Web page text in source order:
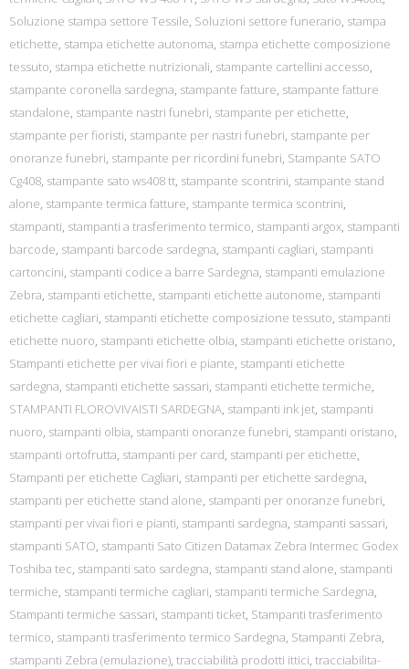
Soluzione stampa settore Tessile, Soluzioni settore funerario, stampa
etichette, stampa etichette autonoma, stampa etichette composizione
tessuto, stampa etichette nutrizionali, stampante cartellini accesso,
stampante coronella sardegna, stampante fatture, stampante fatture
standalone, stampante nastri funebri, stampante per etichette,
stampante per fioristi, stampante per nastri funebri, stampante per
onoranze funebri, stampante per ricordini funebri, Stampante SATO
Cg408, stampante sato ws408 tt, stampante scontrini, stampante stand
alone, stampante termica fatture, stampante termica scontrini,
stampanti, stampanti a trasferimento termico, stampanti argox, stampanti
barcode, stampanti barcode sardegna, stampanti cagliari, stampanti
cartoncini, stampanti codice a barre Sardegna, stampanti emulazione
Zebra, stampanti etichette, stampanti etichette autonome, stampanti
etichette cagliari, stampanti etichette composizione tessuto, stampanti
etichette nuoro, stampanti etichette olbia, stampanti etichette oristano,
Stampanti etichette per vivai fiori e piante, stampanti etichette
sardegna, stampanti etichette sassari, stampanti etichette termiche,
STAMPANTI FLOROVIVAISTI SARDEGNA, stampanti ink jet, stampanti
nuoro, stampanti olbia, stampanti onoranze funebri, stampanti oristano,
stampanti ortofrutta, stampanti per card, stampanti per etichette,
Stampanti per etichette Cagliari, stampanti per etichette sardegna,
stampanti per etichette stand alone, stampanti per onoranze funebri,
stampanti per vivai fiori e pianti, stampanti sardegna, stampanti sassari,
stampanti SATO, stampanti Sato Citizen Datamax Zebra Intermec Godex
Toshiba tec, stampanti sato sardegna, stampanti stand alone, stampanti
termiche, stampanti termiche cagliari, stampanti termiche Sardegna,
Stampanti termiche sassari, stampanti ticket, Stampanti trasferimento
termico, stampanti trasferimento termico Sardegna, Stampanti Zebra,
stampanti Zebra (emulazione), tracciabilità prodotti ittici, tracciabilita-